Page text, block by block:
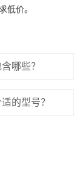
低价。
哪些？
的型号？